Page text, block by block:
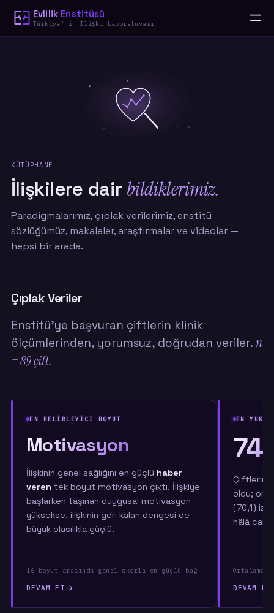
Evlilik Enstitüsü
Türkiye'nin İlişki Laboratuvarı
KÜTÜPHANE
İlişkilere dair bildiklerimiz.
Paradigmalarımız, çıplak verilerimiz, enstitü
sözlüğümüz, makaleler, araştırmalar ve videolar —
hepsi bir arada.
Çıplak Veriler
Enstitü'ye başvuran çiftlerin klinik
ölçümlerinden, yorumsuz, doğrudan veriler. n
= 89 çift.
EN BELİRLEYİCİ BOYUT
Motivasyon
İlişkinin genel sağlığını en güçlü haber
veren tek boyut motivasyon çıktı. İlişkiye
başlarken taşınan duygusal motivasyon
yüksekse, ilişkinin geri kalan dengesi de
büyük olasılıkla güçlü.
16 boyut arasında genel skorla en güçlü bağ
DEVAM ET
EN
Çiftlerin
oldu; onu
(70,1)
hâlâ canlı.
Ortalama
DEVAM ET